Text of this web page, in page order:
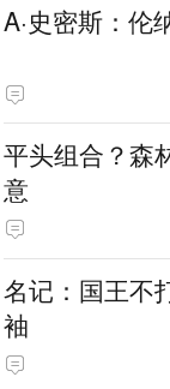
A·史密斯：伦
平头组合？森
意
名记：国王不
袖